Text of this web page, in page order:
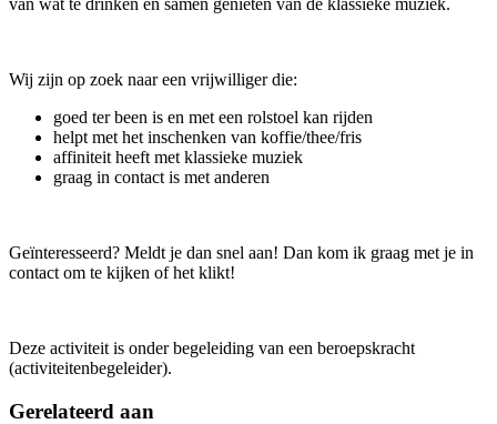
van wat te drinken en samen genieten van de klassieke muziek.
Wij zijn op zoek naar een vrijwilliger die:
goed ter been is en met een rolstoel kan rijden
helpt met het inschenken van koffie/thee/fris
affiniteit heeft met klassieke muziek
graag in contact is met anderen
Geïnteresseerd? Meldt je dan snel aan! Dan kom ik graag met je in
contact om te kijken of het klikt!
Deze activiteit is onder begeleiding van een beroepskracht
(activiteitenbegeleider).
Gerelateerd aan